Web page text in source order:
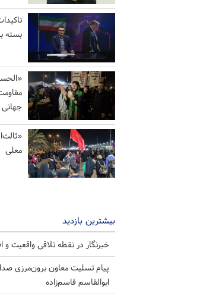
بسته
جهانی
معلی
بیشترین بازدید
خبرنگار در نقطه تلاقی واقعیت
پیام تسلیت معاون برون‌مرزی
ابوالقاسم قاسم‌زاده